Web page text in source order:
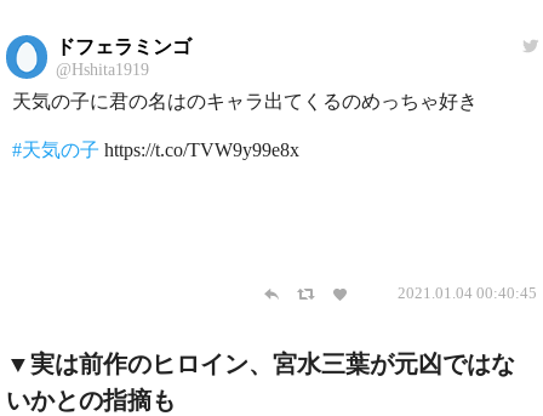
ドフェラミンゴ
@Hshita1919
天気の子に君の名はのキャラ出てくるのめっちゃ好き
#天気の子 https://t.co/TVW9y99e8x
2021.01.04 00:40:45
▼実は前作のヒロイン、宮水三葉が元凶ではな
いかとの指摘も